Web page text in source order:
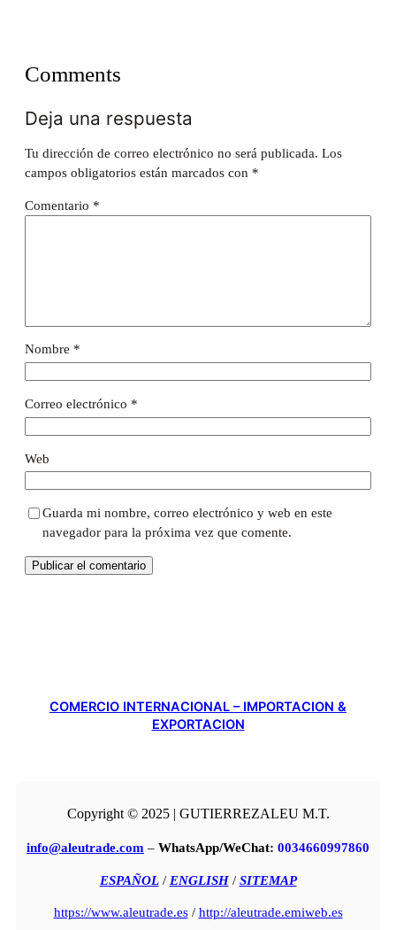
Comments
Deja una respuesta
Tu dirección de correo electrónico no será publicada. Los
campos obligatorios están marcados con *
Comentario *
Nombre *
Correo electrónico *
Web
Guarda mi nombre, correo electrónico y web en este
navegador para la próxima vez que comente.
COMERCIO INTERNACIONAL – IMPORTACION &
EXPORTACION
Copyright © 2025 | GUTIERREZALEU M.T.
info@aleutrade.com – WhatsApp/WeChat: 0034660997860
ESPAÑOL/ ENGLISH/ SITEMAP
https://www.aleutrade.es/ http://aleutrade.emiweb.es